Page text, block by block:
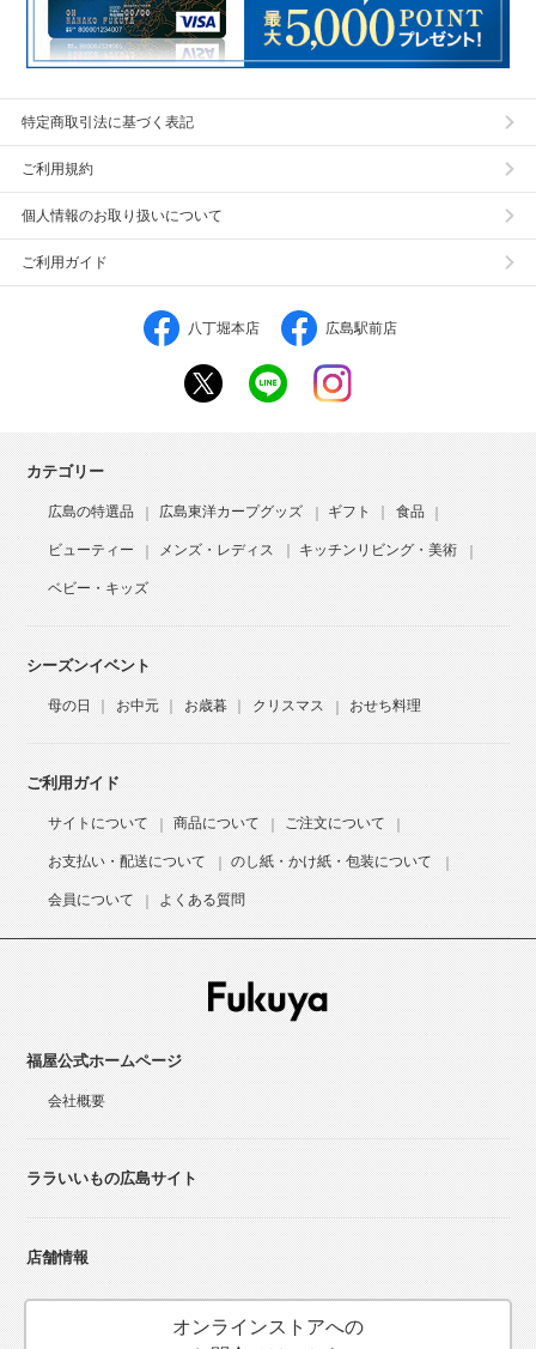
特定商取引法に基づく表記
ご利用規約
個人情報のお取り扱いについて
ご利用ガイド
八丁堀本店 広島駅前店
カテゴリー
広島の特選品 広島東洋カープグッズ ギフト 食品
ビューティー メンズ・レディス キッチンリビング・美術
ベビー・キッズ
シーズンイベント
母の日 お中元 お歳暮 クリスマス おせち料理
ご利用ガイド
サイトについて 商品について ご注文について
お支払い・配送について のし紙・かけ紙・包装について
会員について よくある質問
福屋公式ホームページ
会社概要
ララいいもの広島サイト
店舗情報
オンラインストアへの